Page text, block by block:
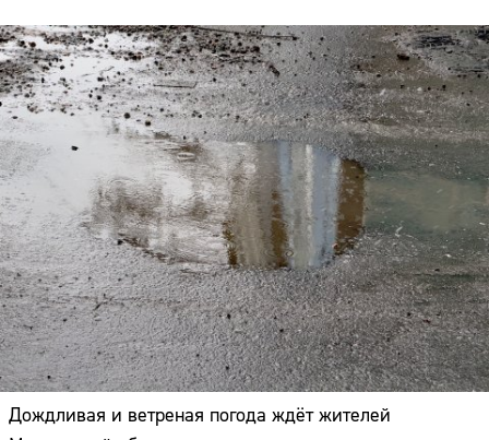
Дождливая и ветреная погода ждёт жителей